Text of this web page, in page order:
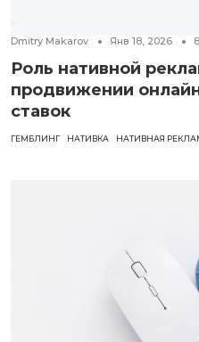
Dmitry Makarov Янв 18, 2026 8
Роль нативной
продвижении
ставок
ГЕМБЛИНГ НАТИВКА НАТИВНАЯ